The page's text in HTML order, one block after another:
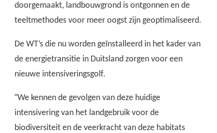
doorgemaakt, landbouwgrond is ontgonnen en de
teeltmethodes voor meer oogst zijn geoptimaliseerd.
De WT’s die nu worden geïnstalleerd in het kader van
de energietransitie in Duitsland zorgen voor een
nieuwe intensiveringsgolf.
“We kennen de gevolgen van deze huidige
intensivering van het landgebruik voor de
biodiversiteit en de veerkracht van deze habitats